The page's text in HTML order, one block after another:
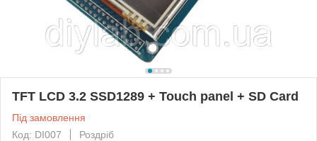
TFT LCD 3.2 SSD1289 + Touch panel + SD Card
Під замовлення
Код: DI007
Роздріб